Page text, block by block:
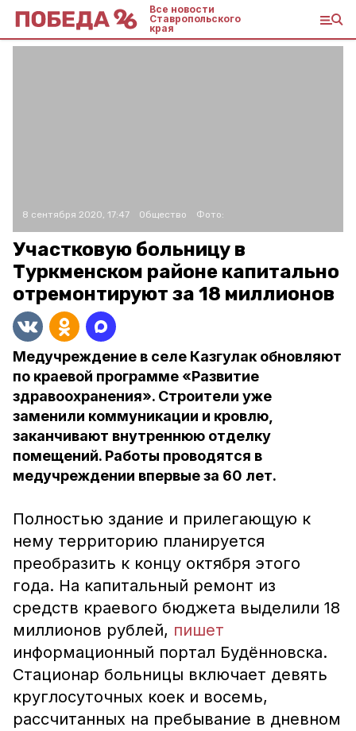
Все новости
Ставропольского
края
8 сентября 2020, 17:47 Общество Фото:
Участковую больницу в
Туркменском районе капитально
отремонтируют за 18 миллионов
Медучреждение в селе Казгулак обновляют
по краевой программе «Развитие
здравоохранения». Строители уже
заменили коммуникации и кровлю,
заканчивают внутреннюю отделку
помещений. Работы проводятся в
медучреждении впервые за 60 лет.
Полностью здание и прилегающую к
нему территорию планируется
преобразить к концу октября этого
года. На капитальный ремонт из
средств краевого бюджета выделили 18
миллионов рублей, пишет
информационный портал Будённовска.
Стационар больницы включает девять
круглосуточных коек и восемь,
рассчитанных на пребывание в дневном